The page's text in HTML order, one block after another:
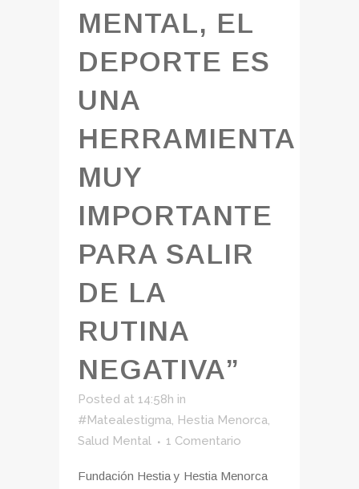
MENTAL, EL
DEPORTE ES
UNA
HERRAMIENTA
MUY
IMPORTANTE
PARA SALIR
DE LA
RUTINA
NEGATIVA”
Posted at 14:58h in
#Matealestigma, Hestia Menorca,
Salud Mental
1 Comentario
Fundación Hestia y Hestia Menorca